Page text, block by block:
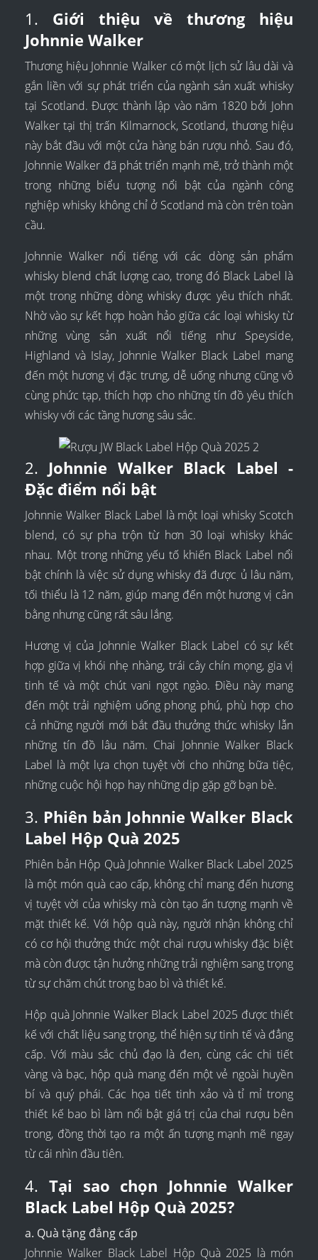
1. Giới thiệu về thương hiệu
Johnnie Walker
Thương hiệu Johnnie Walker có một lịch sử lâu dài và
gắn liền với sự phát triển của ngành sản xuất whisky
tại Scotland. Được thành lập vào năm 1820 bởi John
Walker tại thị trấn Kilmarnock, Scotland, thương hiệu
này bắt đầu với một cửa hàng bán rượu nhỏ. Sau đó,
Johnnie Walker đã phát triển mạnh mẽ, trở thành một
trong những biểu tượng nổi bật của ngành công
nghiệp whisky không chỉ ở Scotland mà còn trên toàn
cầu.
Johnnie Walker nổi tiếng với các dòng sản phẩm
whisky blend chất lượng cao, trong đó Black Label là
một trong những dòng whisky được yêu thích nhất.
Nhờ vào sự kết hợp hoàn hảo giữa các loại whisky từ
những vùng sản xuất nổi tiếng như Speyside,
Highland và Islay, Johnnie Walker Black Label mang
đến một hương vị đặc trưng, dễ uống nhưng cũng vô
cùng phức tạp, thích hợp cho những tín đồ yêu thích
whisky với các tầng hương sâu sắc.
2. Johnnie Walker Black Label -
Đặc điểm nổi bật
Johnnie Walker Black Label là một loại whisky Scotch
blend, có sự pha trộn từ hơn 30 loại whisky khác
nhau. Một trong những yếu tố khiến Black Label nổi
bật chính là việc sử dụng whisky đã được ủ lâu năm,
tối thiểu là 12 năm, giúp mang đến một hương vị cân
bằng nhưng cũng rất sâu lắng.
Hương vị của Johnnie Walker Black Label có sự kết
hợp giữa vị khói nhẹ nhàng, trái cây chín mọng, gia vị
tinh tế và một chút vani ngọt ngào. Điều này mang
đến một trải nghiệm uống phong phú, phù hợp cho
cả những người mới bắt đầu thưởng thức whisky lẫn
những tín đồ lâu năm. Chai Johnnie Walker Black
Label là một lựa chọn tuyệt vời cho những bữa tiệc,
những cuộc hội họp hay những dịp gặp gỡ bạn bè.
3. Phiên bản Johnnie Walker Black
Label Hộp Quà 2025
Phiên bản Hộp Quà Johnnie Walker Black Label 2025
là một món quà cao cấp, không chỉ mang đến hương
vị tuyệt vời của whisky mà còn tạo ấn tượng mạnh về
mặt thiết kế. Với hộp quà này, người nhận không chỉ
có cơ hội thưởng thức một chai rượu whisky đặc biệt
mà còn được tận hưởng những trải nghiệm sang trọng
từ sự chăm chút trong bao bì và thiết kế.
Hộp quà Johnnie Walker Black Label 2025 được thiết
kế với chất liệu sang trọng, thể hiện sự tinh tế và đẳng
cấp. Với màu sắc chủ đạo là đen, cùng các chi tiết
vàng và bạc, hộp quà mang đến một vẻ ngoài huyền
bí và quý phái. Các họa tiết tinh xảo và tỉ mỉ trong
thiết kế bao bì làm nổi bật giá trị của chai rượu bên
trong, đồng thời tạo ra một ấn tượng mạnh mẽ ngay
từ cái nhìn đầu tiên.
4. Tại sao chọn Johnnie Walker
Black Label Hộp Quà 2025?
a. Quà tặng đẳng cấp
Johnnie Walker Black Label Hộp Quà 2025 là món